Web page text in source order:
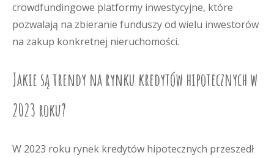
crowdfundingowe platformy inwestycyjne, które
pozwalają na zbieranie funduszy od wielu inwestorów
na zakup konkretnej nieruchomości.
Jakie są trendy na rynku kredytów hipotecznych w
2023 roku?
W 2023 roku rynek kredytów hipotecznych przeszedł